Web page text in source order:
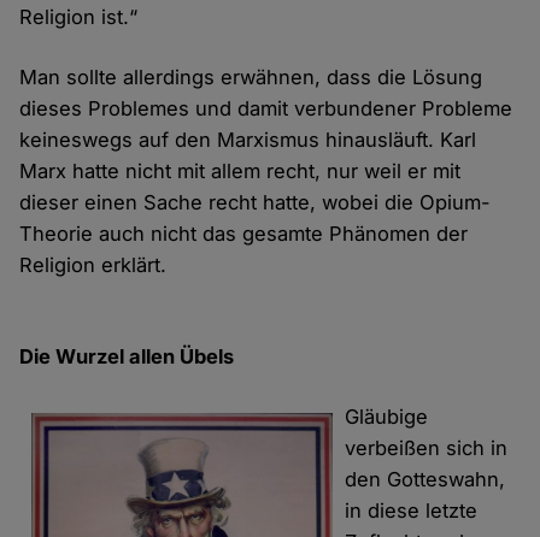
Religion ist.“
Man sollte allerdings erwähnen, dass die Lösung
dieses Problemes und damit verbundener Probleme
keineswegs auf den Marxismus hinausläuft. Karl
Marx hatte nicht mit allem recht, nur weil er mit
dieser einen Sache recht hatte, wobei die Opium-
Theorie auch nicht das gesamte Phänomen der
Religion erklärt.
Die Wurzel allen Übels
Gläubige
verbeißen sich in
den Gotteswahn,
in diese letzte